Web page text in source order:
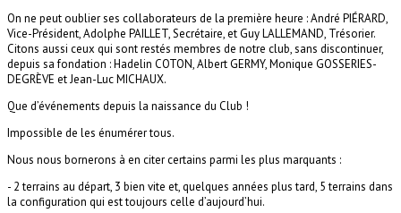
On ne peut oublier ses collaborateurs de la première heure : André PIÉRARD,
Vice-Président, Adolphe PAILLET, Secrétaire, et Guy LALLEMAND, Trésorier.
Citons aussi ceux qui sont restés membres de notre club, sans discontinuer,
depuis sa fondation : Hadelin COTON, Albert GERMY, Monique GOSSERIES-
DEGRÈVE et Jean-Luc MICHAUX.
Que d’événements depuis la naissance du Club !
Impossible de les énumérer tous.
Nous nous bornerons à en citer certains parmi les plus marquants :
- 2 terrains au départ, 3 bien vite et, quelques années plus tard, 5 terrains dans
la configuration qui est toujours celle d’aujourd’hui.